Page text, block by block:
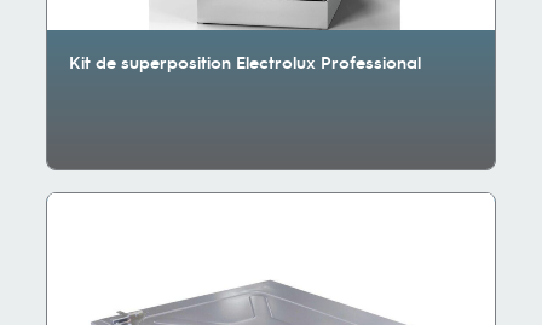
Kit de superposition Electrolux Professional